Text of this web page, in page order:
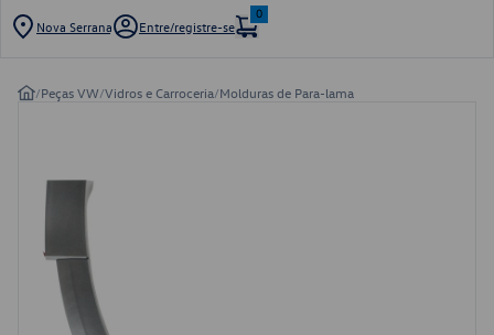
Nova Serrana Entre/registre-se
0
/Peças VW/Vidros e Carroceria/Molduras de Para-lama